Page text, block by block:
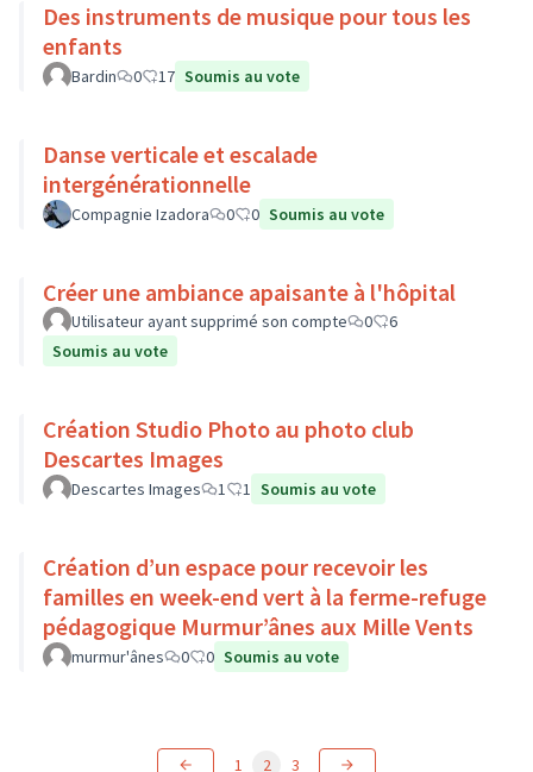
Des instruments de musique pour tous les
enfants
Bardin 0 17 Soumis au vote
Danse verticale et escalade
intergénérationnelle
Compagnie Izadora 0 0 Soumis au vote
Créer une ambiance apaisante à l'hôpital
Utilisateur ayant supprimé son compte 0
6
Soumis au vote
Création Studio Photo au photo club
Descartes Images
Descartes Images 1 1 Soumis au vote
Création d’un espace pour recevoir les
familles en week-end vert à la ferme-refuge
pédagogique Murmur’ânes aux Mille Vents
murmur'ânes 0 0 Soumis au vote
1 2 3